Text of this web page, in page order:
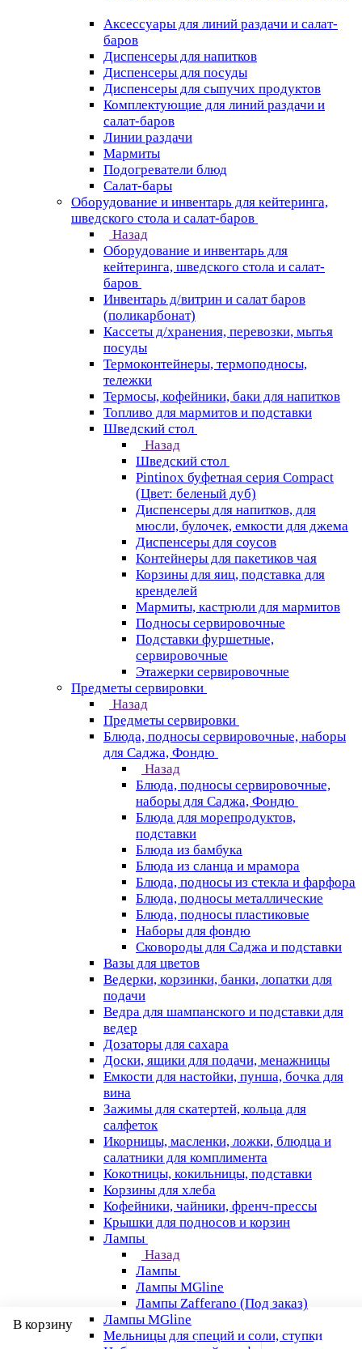
Аксессуары для линий раздачи и салат-
баров
Диспенсеры для напитков
Диспенсеры для посуды
Диспенсеры для сыпучих продуктов
Комплектующие для линий раздачи и
салат-баров
Линии раздачи
Мармиты
Подогреватели блюд
Салат-бары
Оборудование и инвентарь для кейтеринга,
шведского стола и салат-баров
Назад
Оборудование и инвентарь для
кейтеринга, шведского стола и салат-
баров
Инвентарь д/витрин и салат баров
(поликарбонат)
Кассеты д/хранения, перевозки, мытья
посуды
Термоконтейнеры, термоподносы,
тележки
Термосы, кофейники, баки для напитков
Топливо для мармитов и подставки
Шведский стол
Назад
Шведский стол
Pintinox буфетная серия Compact
(Цвет: беленый дуб)
Диспенсеры для напитков, для
мюсли, булочек, емкости для джема
Диспенсеры для соусов
Контейнеры для пакетиков чая
Корзины для яиц, подставка для
кренделей
Мармиты, кастрюли для мармитов
Подносы сервировочные
Подставки фуршетные,
сервировочные
Этажерки сервировочные
Предметы сервировки
Назад
Предметы сервировки
Блюда, подносы сервировочные, наборы
для Саджа, Фондю
Назад
Блюда, подносы сервировочные,
наборы для Саджа, Фондю
Блюда для морепродуктов,
подставки
Блюда из бамбука
Блюда из сланца и мрамора
Блюда, подносы из стекла и фарфора
Блюда, подносы металлические
Блюда, подносы пластиковые
Наборы для фондю
Сковороды для Саджа и подставки
Вазы для цветов
Ведерки, корзинки, банки, лопатки для
подачи
Ведра для шампанского и подставки для
ведер
Дозаторы для сахара
Доски, ящики для подачи, менажницы
Емкости для настойки, пунша, бочка для
вина
Зажимы для скатертей, кольца для
салфеток
Икорницы, масленки, ложки, блюдца и
салатники для комплимента
Кокотницы, кокильницы, подставки
Корзины для хлеба
Кофейники, чайники, френч-прессы
Крышки для подносов и корзин
Лампы
Назад
Лампы
Лампы MGline
Лампы Zafferano (Под заказ)
Лампы MGline
Мельницы для специй и соли, ступки
В корзину